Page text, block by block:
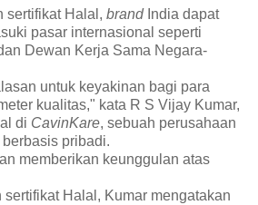
sertifikat Halal, brandIndia dapat
pasar internasional seperti
Dewan Kerja Sama Negara-
untuk keyakinan bagi para
kualitas," kata R S Vijay Kumar,
di CavinKare, sebuah perusahaan
pribadi.
memberikan keunggulan atas
Halal, Kumar mengatakan